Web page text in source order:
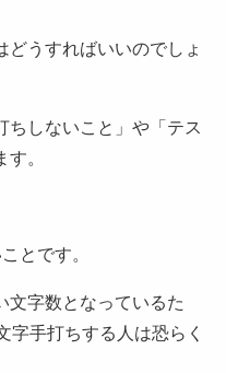
どうすればいいのでしょ
ちしないこと」や「テス
。
とです。
文字数となっているた
字手打ちする人は恐らく